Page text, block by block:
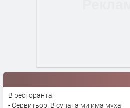
В ресторанта:
- Сервитьор! В супата ми има муха!